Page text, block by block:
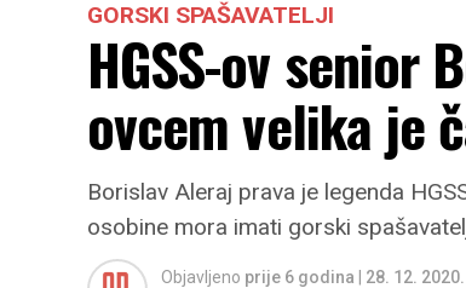
GORSKI SPAŠAVATELJI
HGSS-ov senior
ovcem velika je
Borislav Aleraj prava je legenda
osobine mora imati gorski
Objavljeno prije 6 godina
28. 12. 2020.